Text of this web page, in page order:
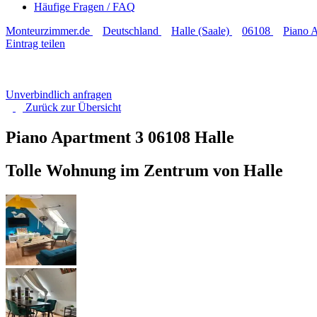
Häufige Fragen / FAQ
Monteurzimmer.de
Deutschland Halle (Saale) 06108
Piano
Eintrag teilen
Unverbindlich anfragen
Zurück zurÜbersicht
Piano Apartment 3 06108 Halle
Tolle Wohnung im Zentrum von Halle